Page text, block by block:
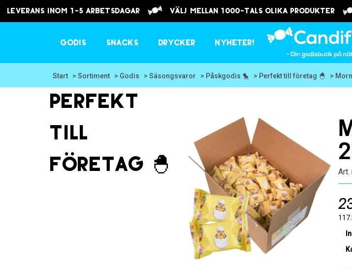
Leverans inom 1-5 arbetsdagar välj mellan 1000-tals olika produkter
Godis Snacks Drycker Nyheter!
Start > Sortiment > Godis > Säsongsvaror > Påskgodis 🐤 > Perfekt till företag 🐣 >
Perfekt
till
företag 🐣
Art.